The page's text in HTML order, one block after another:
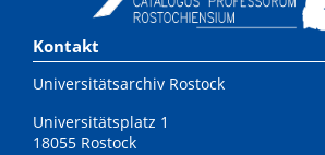
Kontakt
Universitätsarchiv Rostock
Universitätsplatz 1
18055 Rostock